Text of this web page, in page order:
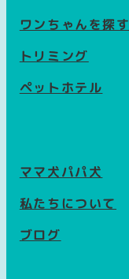
ワンちゃんを探す
トリミング
ペットホテル
ママ犬パパ犬
私たちについて
ブログ